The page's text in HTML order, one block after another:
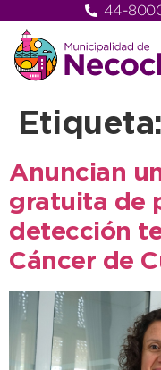
44-
Etiqueta:
Anuncian
gratuita de
detección
Cáncer de